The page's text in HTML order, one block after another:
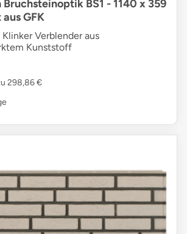
BS1 - 1140 x 359
GFK
Verblender aus
Kunststoff
298,86 €